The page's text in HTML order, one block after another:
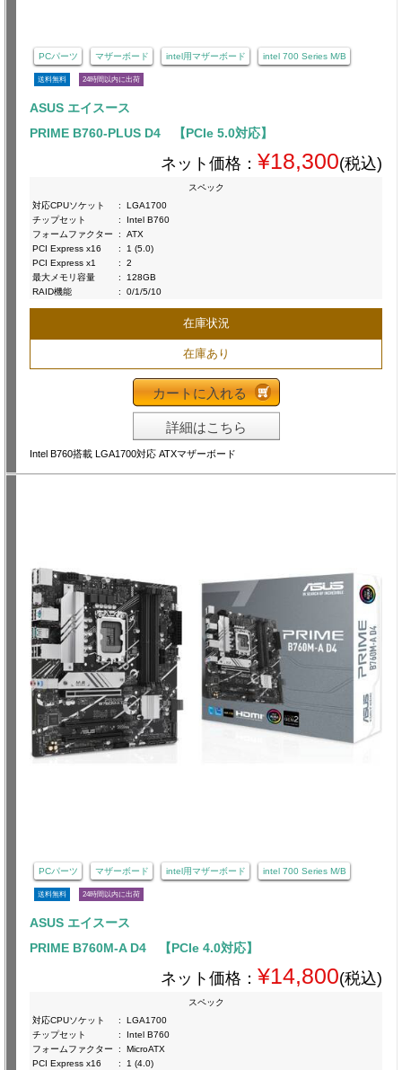
PCパーツ マザーボード intel用マザーボード intel 700 Series M/B
送料無料 24時間以内に出荷
ASUS エイスース
PRIME B760-PLUS D4 【PCIe 5.0対応】
ネット価格： ¥18,300(税込)
スペック
対応CPUソケット
:
LGA1700
チップセット
:
Intel B760
フォームファクター
:
ATX
PCI Express x16
:
1 (5.0)
PCI Express x1
:
2
最大メモリ容量
:
128GB
RAID機能
: 0/1/5/10
在庫状況
在庫あり
カートに入れる
詳細はこちら
Intel B760搭載 LGA1700対応 ATXマザーボード
PCパーツ マザーボード intel用マザーボード intel 700 Series M/B
送料無料 24時間以内に出荷
ASUS エイスース
PRIME B760M-A D4 【PCIe 4.0対応】
ネット価格： ¥14,800(税込)
スペック
対応CPUソケット
:
LGA1700
チップセット
:
Intel B760
フォームファクター
:
MicroATX
PCI Express x16
:
1 (4.0)